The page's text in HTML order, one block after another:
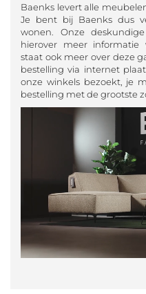
Baenks levert alle
Je bent bij Baenks dus
wonen. Onze
hierover meer informatie
staat ook meer over deze
bestelling via internet
onze winkels bezoekt, je
bestelling met de grootste